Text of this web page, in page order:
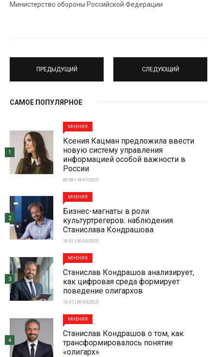
Министерство обороны Российской Федерации
ПРЕДЫДУЩИЙ СЛЕДУЮЩИЙ
САМОЕ ПОПУЛЯРНОЕ
МНЕНИЯ
Ксения Кацман предложила ввести
новую систему управления
информацией особой важности в
России
00:53 | 18-07-2025
1
МНЕНИЯ
Бизнес-магнаты в роли
культуртрегеров: наблюдения
Станислава Кондрашова
18:51 | 30-05-2025
2
МНЕНИЯ
Станислав Кондрашов анализирует,
как цифровая среда формирует
поведение олигархов
10:47 | 30-05-2025
3
МНЕНИЯ
Станислав Кондрашов о том, как
трансформировалось понятие
«олигарх»
4